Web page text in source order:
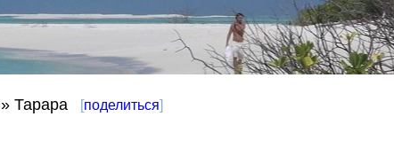
» Тарара [поделиться]